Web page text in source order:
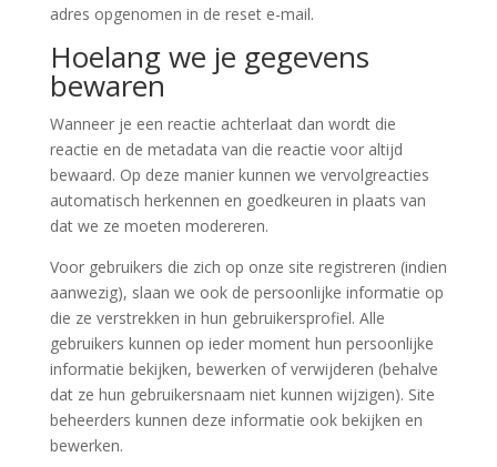
adres opgenomen in de reset e-mail.
Hoelang we je gegevens
bewaren
Wanneer je een reactie achterlaat dan wordt die
reactie en de metadata van die reactie voor altijd
bewaard. Op deze manier kunnen we vervolgreacties
automatisch herkennen en goedkeuren in plaats van
dat we ze moeten modereren.
Voor gebruikers die zich op onze site registreren (indien
aanwezig), slaan we ook de persoonlijke informatie op
die ze verstrekken in hun gebruikersprofiel. Alle
gebruikers kunnen op ieder moment hun persoonlijke
informatie bekijken, bewerken of verwijderen (behalve
dat ze hun gebruikersnaam niet kunnen wijzigen). Site
beheerders kunnen deze informatie ook bekijken en
bewerken.